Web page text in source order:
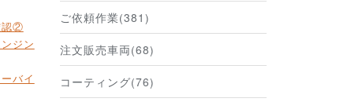
認②
ジン
バイ
ご依頼作業(381)
注文販売車両(68)
コーティング(76)